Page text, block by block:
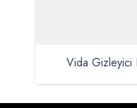
Vida Gizleyici